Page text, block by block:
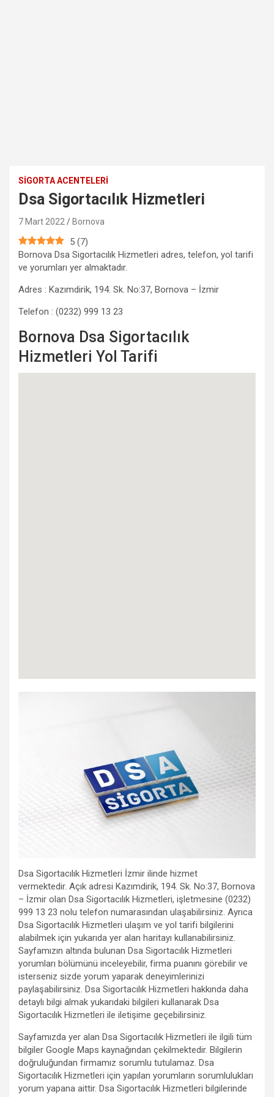
SIGORTA ACENTELERI
Dsa Sigortacılık Hizmetleri
7 Mart 2022 Bornova
5 (7)
Bornova Dsa Sigortacılık Hizmetleri adres, telefon, yol tarifi
ve yorumları yer almaktadır.
Adres : Kazımdirik, 194. Sk. No:37, Bornova – İzmir
Telefon : (0232) 999 13 23
Bornova Dsa Sigortacılık
Hizmetleri Yol Tarifi
Dsa Sigortacılık Hizmetleri İzmir ilinde hizmet
vermektedir. Açık adresi Kazımdirik, 194. Sk. No:37, Bornova
– İzmir olan Dsa Sigortacılık Hizmetleri, işletmesine (0232)
999 13 23 nolu telefon numarasından ulaşabilirsiniz. Ayrıca
Dsa Sigortacılık Hizmetleri ulaşım ve yol tarifi bilgilerini
alabilmek için yukarıda yer alan haritayı kullanabilirsiniz.
Sayfamızın altında bulunan Dsa Sigortacılık Hizmetleri
yorumları bölümünü inceleyebilir, firma puanını görebilir ve
isterseniz sizde yorum yaparak deneyimlerinizi
paylaşabilirsiniz. Dsa Sigortacılık Hizmetleri hakkında daha
detaylı bilgi almak yukarıdaki bilgileri kullanarak Dsa
Sigortacılık Hizmetleri ile iletişime geçebilirsiniz.
Sayfamızda yer alan Dsa Sigortacılık Hizmetleri ile ilgili tüm
bilgiler Google Maps kaynağından çekilmektedir. Bilgilerin
doğruluğundan firmamız sorumlu tutulamaz. Dsa
Sigortacılık Hizmetleri için yapılan yorumların sorumlulukları
yorum yapana aittir. Dsa Sigortacılık Hizmetleri bilgilerinde